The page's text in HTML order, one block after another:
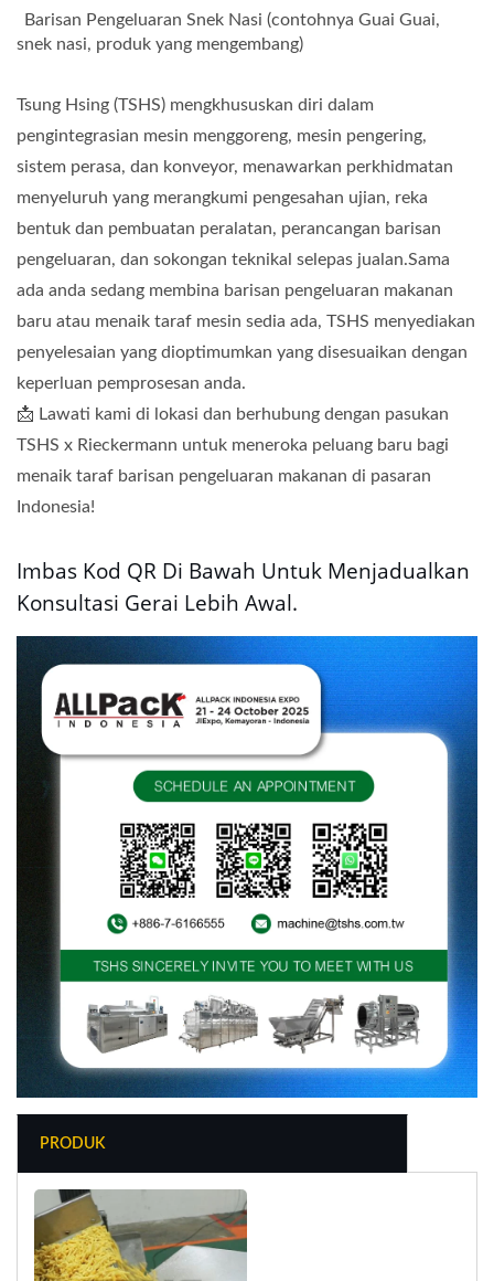
Barisan Pengeluaran Snek Nasi (contohnya Guai Guai,
snek nasi, produk yang mengembang)
Tsung Hsing (TSHS) mengkhususkan diri dalam
pengintegrasian mesin menggoreng, mesin pengering,
sistem perasa, dan konveyor, menawarkan perkhidmatan
menyeluruh yang merangkumi pengesahan ujian, reka
bentuk dan pembuatan peralatan, perancangan barisan
pengeluaran, dan sokongan teknikal selepas jualan.Sama
ada anda sedang membina barisan pengeluaran makanan
baru atau menaik taraf mesin sedia ada, TSHS menyediakan
penyelesaian yang dioptimumkan yang disesuaikan dengan
keperluan pemprosesan anda.
📩 Lawati kami di lokasi dan berhubung dengan pasukan
TSHS x Rieckermann untuk meneroka peluang baru bagi
menaik taraf barisan pengeluaran makanan di pasaran
Indonesia!
Imbas Kod QR Di Bawah Untuk Menjadualkan
Konsultasi Gerai Lebih Awal.
PRODUK